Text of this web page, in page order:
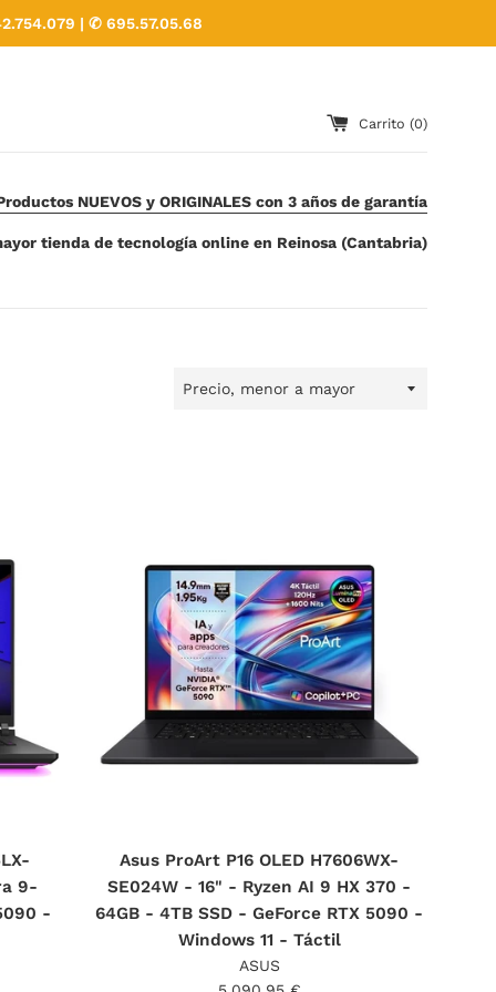
| ✆ 695.57.05.68
Carrito (0)
NUEVOS y ORIGINALES con 3 años de garantía
tienda de tecnología online en Reinosa (Cantabria)
Ordenar
9-
-
Asus ProArt P16 OLED H7606WX-
SE024W - 16" - Ryzen AI 9 HX 370 -
64GB - 4TB SSD - GeForce RTX 5090 -
Windows 11 - Táctil
ASUS